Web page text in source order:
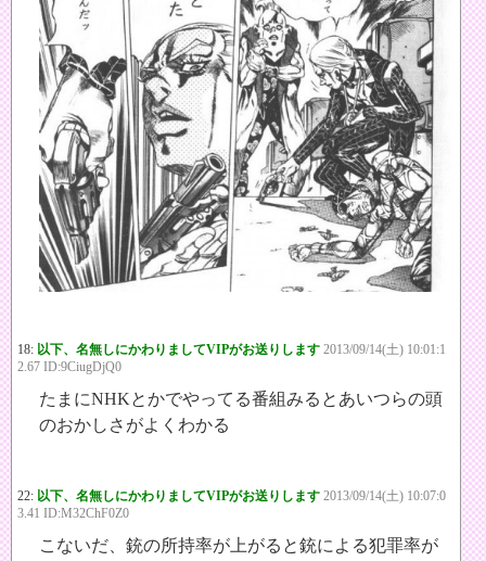
18: 以下、名無しにかわりましてVIPがお送りします 2013/09/14(土) 10:01:1
2.67 ID:9CiugDjQ0
たまにNHKとかでやってる番組みるとあいつらの頭
のおかしさがよくわかる
22: 以下、名無しにかわりましてVIPがお送りします 2013/09/14(土) 10:07:0
3.41 ID:M32ChF0Z0
こないだ、銃の所持率が上がると銃による犯罪率が